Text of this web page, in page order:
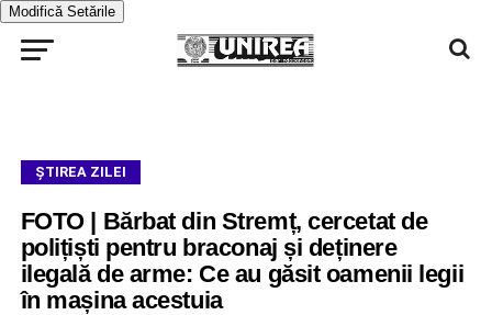
Modifică Setările
ŞTIREA ZILEI
FOTO | Bărbat din Stremț, cercetat de
polițiști pentru braconaj și deținere
ilegală de arme: Ce au găsit oamenii legii
în mașina acestuia